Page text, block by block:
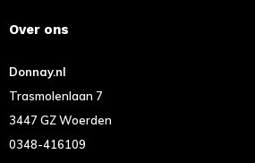
Over ons
Donnay.nl
Trasmolenlaan 7
3447 GZ Woerden
0348-416109